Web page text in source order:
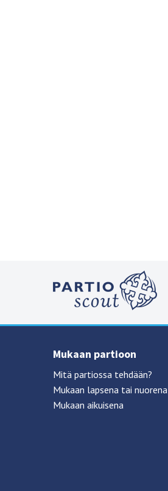
Mukaan partioon
Mitä partiossa tehdään?
Mukaan lapsena tai nuorena
Mukaan aikuisena